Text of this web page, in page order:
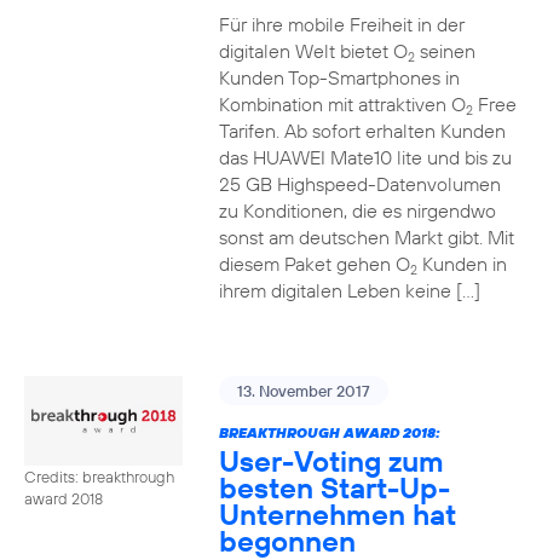
Für ihre mobile Freiheit in der
digitalen Welt bietet O2seinen
Kunden Top-Smartphones in
Kombination mit attraktiven O2Free
Tarifen. Ab sofort erhalten Kunden
das HUAWEI Mate10 lite und bis zu
25 GB Highspeed-Datenvolumen
zu Konditionen, die es nirgendwo
sonst am deutschen Markt gibt. Mit
diesem Paket gehen O2Kunden in
ihrem digitalen Leben keine […]
Credits: breakthrough
award 2018
13. November 2017
BREAKTHROUGH AWARD 2018:
User-Voting zum
besten Start-Up-
Unternehmen hat
begonnen